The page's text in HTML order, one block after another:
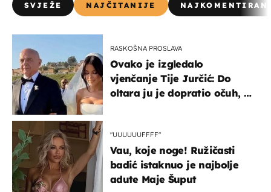
SVJEŽE NAJČITANIJE
RASKOŠNA PROSLAVA
Ovako je izgledalo
vjenčanje Tije Jurčić: Do
oltara ju je dopratio očuh, a
"UUUUUUFFFF"
Vau, koje noge! Ružičasti
badić istaknuo je najbolje
adute Maje Šuput